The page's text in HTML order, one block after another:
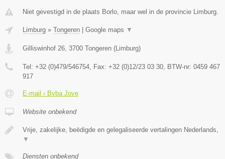
Niet gevestigd in de plaats Borlo, maar wel in de provincie Limburg.
Limburg » Tongeren Google maps ▼
Gilliswinhof 26 3700 Tongeren ( Limburg)
Tel: +32 (0)479/546754 , Fax: +32 (0)12/23 03 30 , BTW-nr: 0459 467
917
E-mail › Bvba Jove
Website onbekend
Vrije, zakelijke, beëdigde en gelegaliseerde vertalingen Nederlands,
▼
Diensten onbekend